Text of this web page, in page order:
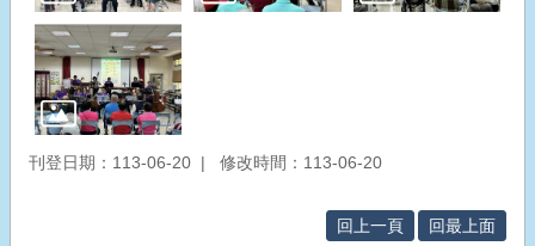
刊登日期：113-06-20 修改時間：113-06-20
回上一頁 回最上面